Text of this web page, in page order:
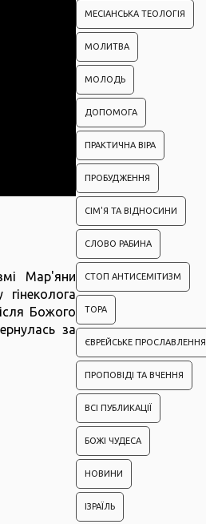
Мар'яни
Божого
за
МЕСІАНСЬКА ТЕОЛОГІЯ
МОЛИТВА
МОЛОДЬ
ДОПОМОГА
ПРАКТИЧНА ВІРА
ПРОБУДЖЕННЯ
СІМ'Я ТА ВІДНОСИНИ
СЛОВО РАБИНА
СТОП АНТИСЕМІТИЗМ
ТОРА
ЄВРЕЙСЬКЕ ПРОСЛАВЛЕННЯ
ПРОПОВІДІ ТА ВЧЕННЯ
ВСІ ПУБЛИКАЦІЇ
БОЖІ ЧУДЕСА
НОВИНИ
ІЗРАЇЛЬ